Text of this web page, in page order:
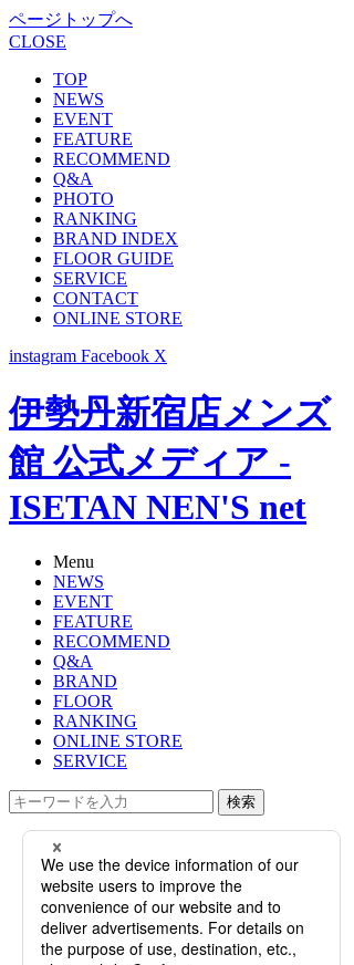
ページトップへ
CLOSE
TOP
NEWS
EVENT
FEATURE
RECOMMEND
Q&A
PHOTO
RANKING
BRAND INDEX
FLOOR GUIDE
SERVICE
CONTACT
ONLINE STORE
instagram Facebook X
伊勢丹新宿店メンズ
館 公式メディア -
ISETAN NEN'S net
Menu
NEWS
EVENT
FEATURE
RECOMMEND
Q&A
BRAND
FLOOR
RANKING
ONLINE STORE
SERVICE
検索
TOP
PHOTO
＜アコニ＞｜2026年春夏の新作をは
じめとするアイウェアを、メンズ・
レディースともにご紹介。【伊勢丹
新宿店】